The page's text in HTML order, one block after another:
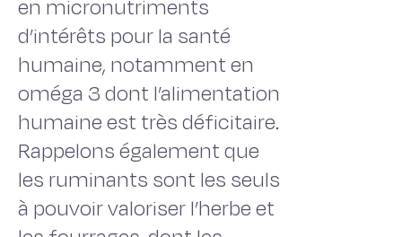
en micronutriments
d’intérêts pour la santé
humaine, notamment en
oméga 3 dont l’alimentation
humaine est très déficitaire.
Rappelons également que
les ruminants sont les seuls
à pouvoir valoriser l’herbe et